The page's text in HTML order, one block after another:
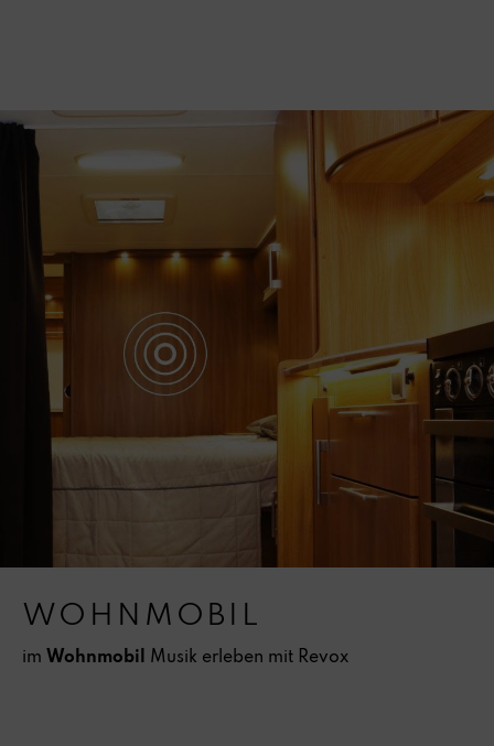
WOHNMOBIL
im Wohnmobil Musik erleben mit Revox